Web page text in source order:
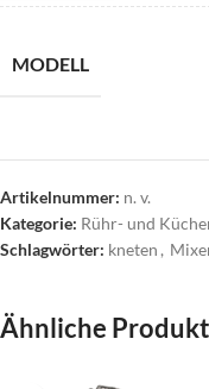
MODELL
Artikelnummer: n. v.
Kategorie: Rühr- und
Schlagwörter: kneten ,
Ähnliche